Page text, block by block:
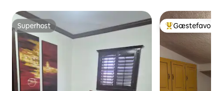
Superhost
Superhost Bedste
Gæstefavorit